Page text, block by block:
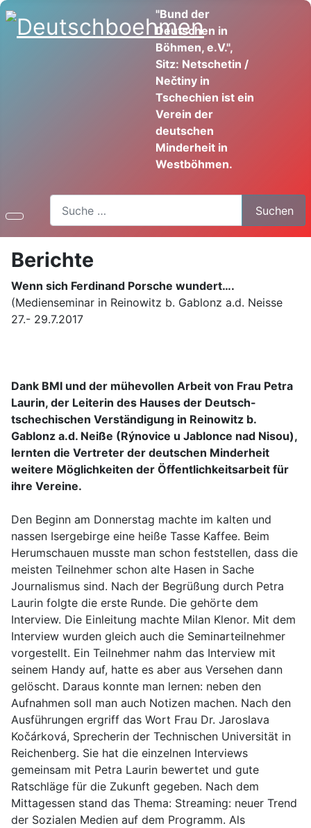
"Bund der
Deutschen in
Böhmen, e.V.",
Sitz: Netschetin /
Nečtiny in
Tschechien ist ein
Verein der
deutschen
Minderheit in
Westböhmen.
Suchen
Berichte
Wenn sich Ferdinand Porsche wundert….
(Medienseminar in Reinowitz b. Gablonz a.d. Neisse
27.- 29.7.2017
Dank BMI und der mühevollen Arbeit von Frau Petra
Laurin, der Leiterin des Hauses der Deutsch-
tschechischen Verständigung in Reinowitz b.
Gablonz a.d. Neiße (Rýnovice u Jablonce nad Nisou),
lernten die Vertreter der deutschen Minderheit
weitere Möglichkeiten der Öffentlichkeitsarbeit für
ihre Vereine.
Den Beginn am Donnerstag machte im kalten und
nassen Isergebirge eine heiße Tasse Kaffee. Beim
Herumschauen musste man schon feststellen, dass die
meisten Teilnehmer schon alte Hasen in Sache
Journalismus sind. Nach der Begrüßung durch Petra
Laurin folgte die erste Runde. Die gehörte dem
Interview. Die Einleitung machte Milan Klenor. Mit dem
Interview wurden gleich auch die Seminarteilnehmer
vorgestellt. Ein Teilnehmer nahm das Interview mit
seinem Handy auf, hatte es aber aus Versehen dann
gelöscht. Daraus konnte man lernen: neben den
Aufnahmen soll man auch Notizen machen. Nach den
Ausführungen ergriff das Wort Frau Dr. Jaroslava
Kočárková, Sprecherin der Technischen Universität in
Reichenberg. Sie hat die einzelnen Interviews
gemeinsam mit Petra Laurin bewertet und gute
Ratschläge für die Zukunft gegeben. Nach dem
Mittagessen stand das Thema: Streaming: neuer Trend
der Sozialen Medien auf dem Programm. Als